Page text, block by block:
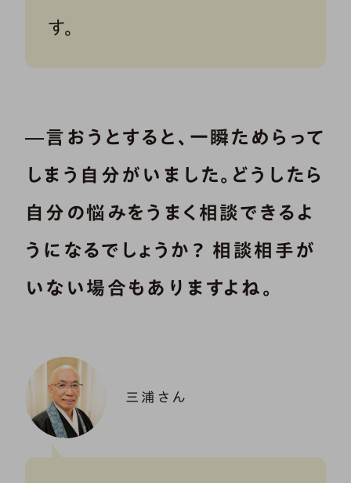
す。
―言おうとすると、一瞬ためらって
しまう自分がいました。どうしたら
自分の悩みをうまく相談できるよ
うになるでしょうか？ 相談相手が
いない場合もありますよね。
三浦さん